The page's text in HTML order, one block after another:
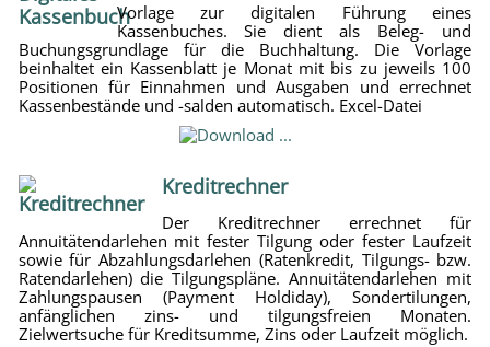
Vorlage zur digitalen Führung eines
Kassenbuches. Sie dient als Beleg- und
Buchungsgrundlage für die Buchhaltung. Die Vorlage
beinhaltet ein Kassenblatt je Monat mit bis zu jeweils 100
Positionen für Einnahmen und Ausgaben und errechnet
Kassenbestände und -salden automatisch. Excel-Datei
Kreditrechner
Der Kreditrechner errechnet für
Annuitätendarlehen mit fester Tilgung oder fester Laufzeit
sowie für Abzahlungsdarlehen (Ratenkredit, Tilgungs- bzw.
Ratendarlehen) die Tilgungspläne. Annuitätendarlehen mit
Zahlungspausen (Payment Holdiday), Sondertilungen,
anfänglichen zins- und tilgungsfreien Monaten.
Zielwertsuche für Kreditsumme, Zins oder Laufzeit möglich.